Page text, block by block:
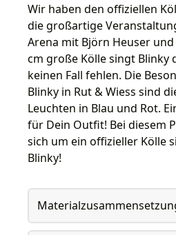
Wir haben den offiziellen
die großartige
Arena mit Björn Heuser
cm große Kölle singt Blinky
keinen Fall fehlen. Die
Blinky in Rut & Wiess sind
Leuchten in Blau und Rot.
für Dein Outfit! Bei diesem
sich um ein offizieller Kölle
Blinky!